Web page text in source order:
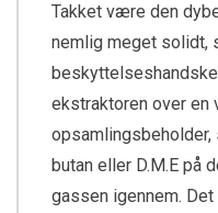
Takket være den
nemlig meget solidt,
ekstraktoren over en
butan eller D.M.E på
gassen igennem.